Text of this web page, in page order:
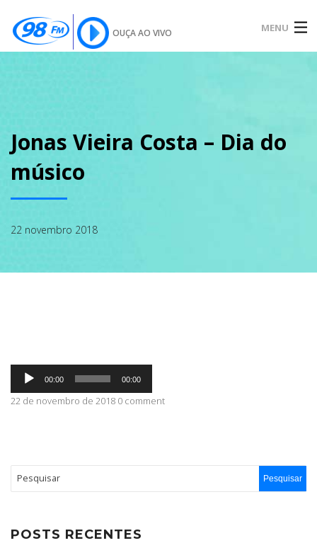
OUÇA AO VIVO MENU
SOBRE
CONTATO
Jonas Vieira Costa – Dia do
músico
22 novembro 2018
Tocador
áudio
00:00 00:00
22 de novembro de 2018 0 comment
POSTS RECENTES